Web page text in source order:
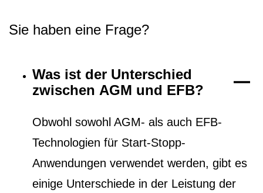
Sie haben eine Frage?
Was ist der Unterschied
zwischen AGM und EFB?
Obwohl sowohl AGM- als auch EFB-
Technologien für Start-Stopp-
Anwendungen verwendet werden, gibt es
einige Unterschiede in der Leistung der